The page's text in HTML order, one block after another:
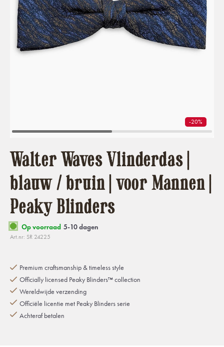
-20%
Walter Waves Vlinderdas |
blauw / bruin | voor Mannen |
Peaky Blinders
Op voorraad 5-10 dagen
Art.nr: SR 24225
Premium craftsmanship & timeless style
Officially licensed Peaky Blinders™ collection
Wereldwijde verzending
Officiële licentie met Peaky Blinders serie
Achteraf betalen